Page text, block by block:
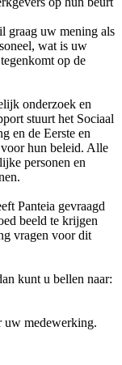
graag uw mening als
wat is uw
op de
onderzoek en
stuurt het Sociaal
en de Eerste en
hun beleid. Alle
personen en
Panteia gevraagd
beeld te krijgen
vragen voor dit
kunt u bellen naar:
uw medewerking.